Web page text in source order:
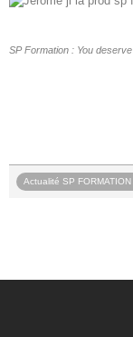
SP Formation : You
Actualité SP